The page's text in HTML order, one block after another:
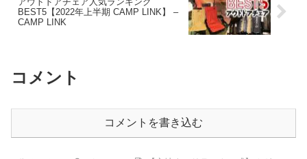
BEST5【2022年上半期 CAMP LINK】 –
CAMP LINK
コメント
コメントを書き込む